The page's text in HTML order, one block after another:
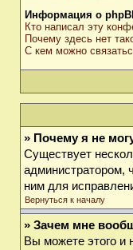
Информация о
Кто написал эту
Почему здесь нет
С кем можно
» Почему я не
Существует
администратором,
ним для
Вернуться к началу
» Зачем мне
Вы можете этого и